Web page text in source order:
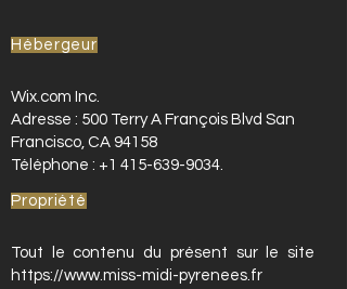
Hébergeur
Wix.com Inc.
Adresse : 500 Terry A François Blvd San
Francisco, CA 94158
Téléphone : +1 415-639-9034.
Propriété
Tout le contenu du présent sur le site
https://www.miss-midi-pyrenees.fr